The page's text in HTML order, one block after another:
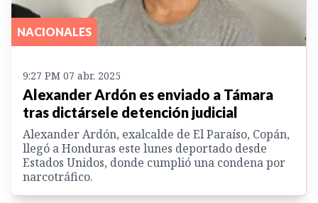
NACIONALES
9:27 PM 07 abr. 2025
Alexander Ardón es enviado a Támara
tras dictársele detención judicial
Alexander Ardón, exalcalde de El Paraíso, Copán,
llegó a Honduras este lunes deportado desde
Estados Unidos, donde cumplió una condena por
narcotráfico.